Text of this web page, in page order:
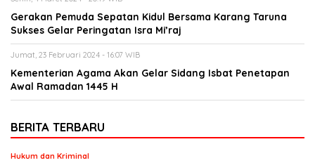
Gerakan Pemuda Sepatan Kidul Bersama Karang Taruna
Sukses Gelar Peringatan Isra Mi’raj
Jumat, 23 Februari 2024 - 16:07 WIB
Kementerian Agama Akan Gelar Sidang Isbat Penetapan
Awal Ramadan 1445 H
BERITA TERBARU
Hukum dan Kriminal